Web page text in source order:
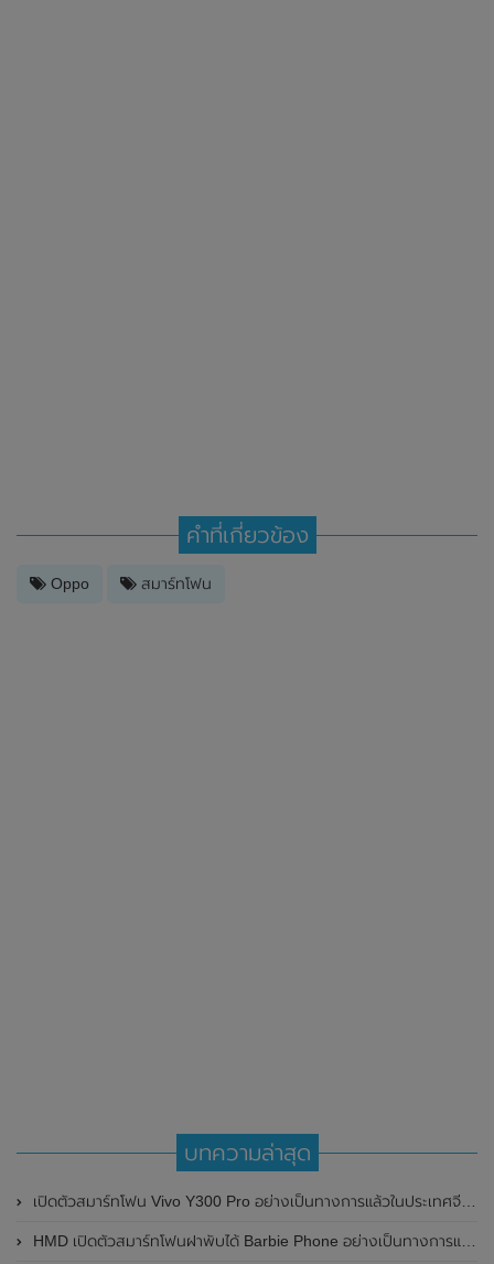
คำที่เกี่ยวข้อง
Oppo สมาร์ทโฟน
บทความล่าสุด
เปิดตัวสมาร์ทโฟน Vivo Y300 Pro อย่างเป็นทางการแล้วในประเทศจีน มาพร้อมดีไซน์พรีเมี่ยม ทนทาน และแบตเตอรี่สุดอึดขนาดใหญ่ 6,500mAh พร้อมรองรับการชาร์จไว 80W
HMD เปิดตัวสมาร์ทโฟนฝาพับได้ Barbie Phone อย่างเป็นทางการแล้ว มาพร้อมธีมสีชมพูสดใส